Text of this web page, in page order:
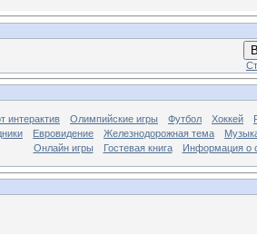
интерактив Олимпийские игры Футбол Хоккей
Евровидение Железнодорожная тема
Онлайн игры
Гостевая книга Информация о